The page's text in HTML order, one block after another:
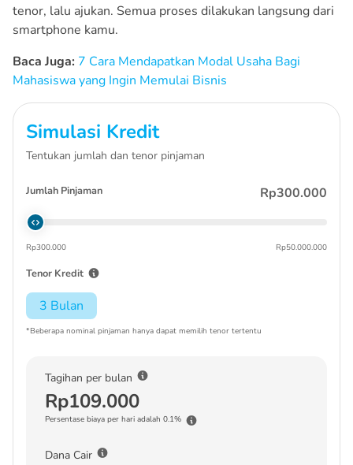
tenor, lalu ajukan. Semua proses dilakukan langsung dari
smartphone kamu.
Baca Juga: 7 Cara Mendapatkan Modal Usaha Bagi
Mahasiswa yang Ingin Memulai Bisnis
Simulasi Kredit
Tentukan jumlah dan tenor pinjaman
Jumlah Pinjaman Rp300.000
Rp300.000 Rp50.000.000
Tenor Kredit
3 Bulan
*Beberapa nominal pinjaman hanya dapat memilih tenor tertentu
Tagihan per bulan
Rp109.000
Persentase biaya per hari adalah 0.1%
Dana Cair